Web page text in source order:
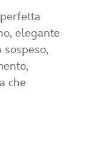
elegante
che